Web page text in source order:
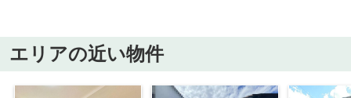
エリアの近い物件